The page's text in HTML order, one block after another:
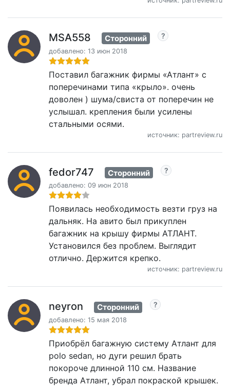
MSA558 Сторонний
добавлено: 13 июн 2018
Поставил багажник фирмы «Атлант» с
поперечинами типа «крыло». очень
доволен ) шума/свиста от поперечин не
услышал. крепления были усилены
стальными осями.
источник: partreview.ru
fedor747 Сторонний
добавлено: 09 июн 2018
Появилась необходимость везти груз на
дальняк. На авито был прикуплен
багажник на крышу фирмы АТЛАНТ.
Установился без проблем. Выглядит
отлично. Держится крепко.
источник: partreview.ru
neyron Сторонний
добавлено: 15 мая 2018
Приобрёл багажную систему Атлант для
polo sedan, но дуги решил брать
покороче длинной 110 см. Название
бренда Атлант, убрал покраской крышек.